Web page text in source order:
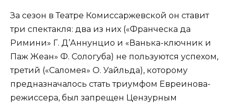
За сезон в Театре Комиссаржевской он ставит
три спектакля: два из них («Франческа да
Римини» Г. Д’Аннунцио и «Ванька-ключник и
Паж Жеан» Ф. Сологуба) не пользуются успехом,
третий («Саломея» О. Уайльда), которому
предназначалось стать триумфом Евреинова-
режиссера, был запрещен Цензурным